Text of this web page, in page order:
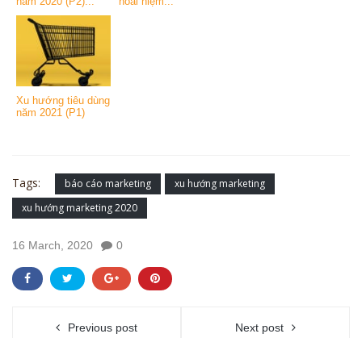
Xu hướng tiêu dùng
năm 2021 (P1)
Tags: báo cáo marketing
xu hướng marketing
xu hướng marketing 2020
16 March, 2020 0
Previous post Next post